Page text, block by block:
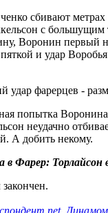
сбивают метрах
с большущим
Воронин первый
и удар
удар фарерцев -
попытка
неудачно
А добить некому.
в Фарер: Торлайсон
,